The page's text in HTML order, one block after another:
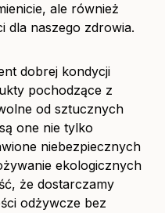
ale również
dla naszego zdrowia.
dobrej kondycji
pochodzące z
od sztucznych
one nie tylko
niebezpiecznych
ekologicznych
że dostarczamy
odżywcze bez